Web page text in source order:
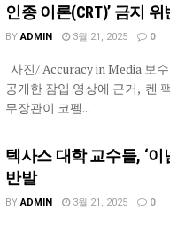
인종 이론(CRT)’ 금지 위
BY ADMIN 3월 21, 2025 0
사진/ Accuracy in Media 보
공개한 잠입 영상에 근거, 켄
무장관이 코펠...
텍사스 대학 교수들, ‘이
반발
BY ADMIN 3월 21, 2025 0